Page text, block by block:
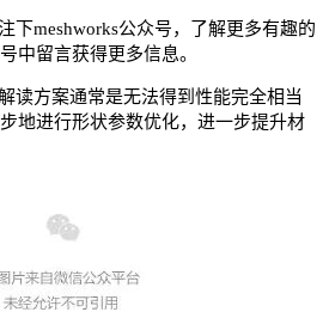
下meshworks公众号，了解更多有趣的
中留言获得更多信息。
方案通常是无法得到性能完全相当
地进行形状参数优化，进一步提升材